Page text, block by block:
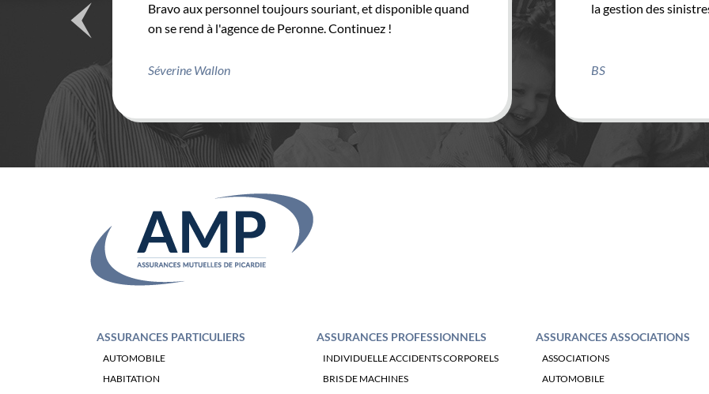
Dès contrats clairs et détaillés. Une assurance régionale au
top.
Patrice Vasseur
L'accueil est toujours
CB
ASSURANCES PARTICULIERS
AUTOMOBILE
HABITATION
ASSURANCES PROFESSIONNELS
INDIVIDUELLE ACCIDENTS CORPORELS
BRIS DE MACHINES
ASSURANCES ASSOCIATIONS
ASSOCIATIONS
AUTOMOBILE